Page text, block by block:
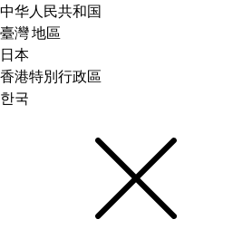
中华人民共和国
臺灣 地區
日本
香港特別行政區
한국